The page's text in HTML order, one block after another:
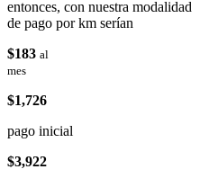
entonces, con nuestra modalidad
de pago por km serían
$183 al
mes
$1,726
pago inicial
$3,922